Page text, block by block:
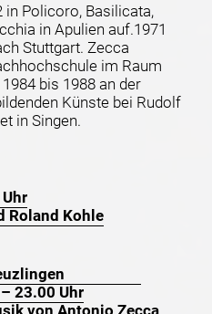
Policoro, Basilicata,
in Apulien auf.1971
Stuttgart. Zecca
im Raum
bis 1988 an der
Künste bei Rudolf
in Singen.
Roland Kohle
Kreuzlingen
23.00 Uhr
von Antonio Zecca